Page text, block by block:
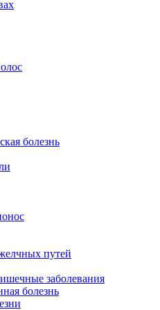
болезнь
путей
заболевания
болезнь